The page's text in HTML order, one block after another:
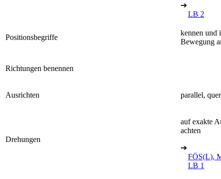
➔
LB 2
Positionsbegriffe
kennen und
Bewegung
Richtungen benennen
Ausrichten parallel, quer
Drehungen
auf exakte
achten
➔
FÖS(L),
LB 1